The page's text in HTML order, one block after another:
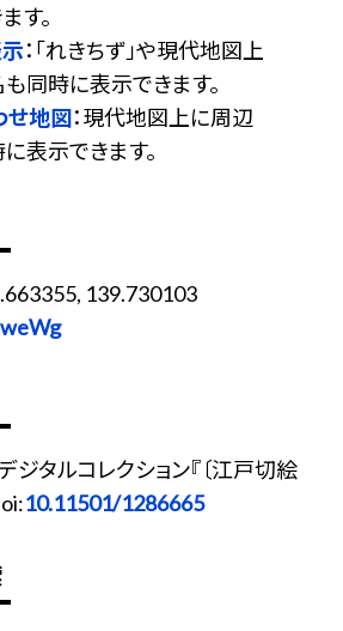
す。
：「れきちず」や現代地図上
同時に表示できます。
せ地図：現代地図上に周辺
表示できます。
139.730103
タルコレクション『〔江戸切絵
10.11501/1286665